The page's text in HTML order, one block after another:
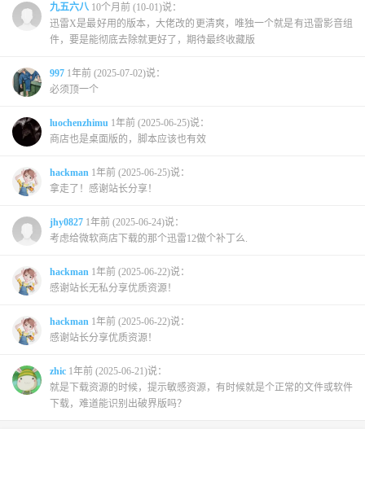
九五六八 10个月前 (10-01)说：
迅雷X是最好用的版本，大佬改的更清爽，唯独一个就是有迅雷影音组
件，要是能彻底去除就更好了，期待最终收藏版
997 1年前 (2025-07-02)说：
必须顶一个
luochenzhimu 1年前 (2025-06-25)说：
商店也是桌面版的，脚本应该也有效
hackman 1年前 (2025-06-25)说：
拿走了！感谢站长分享！
jhy0827 1年前 (2025-06-24)说：
考虑给微软商店下载的那个迅雷12做个补丁么.
hackman 1年前 (2025-06-22)说：
感谢站长无私分享优质资源！
hackman 1年前 (2025-06-22)说：
感谢站长分享优质资源！
zhic 1年前 (2025-06-21)说：
就是下载资源的时候，提示敏感资源，有时候就是个正常的文件或软件
下载，难道能识别出破界版吗？